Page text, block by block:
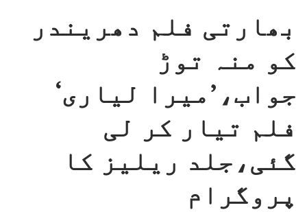
بھارتی فلم دھریندر
کو منہ توڑ
جواب،’میرا لیاری‘
فلم تیار کر لی
گئی،جلد ریلیز کا
پروگرام